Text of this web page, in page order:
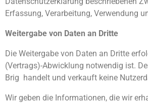
Erfassung, Verarbeitung, Verwendung
Weitergabe von Daten an Dritte
Die Weitergabe von Daten an Dritte
(Vertrags)-Abwicklung notwendig ist.
Brig handelt und verkauft keine
Wir geben die Informationen, die wir